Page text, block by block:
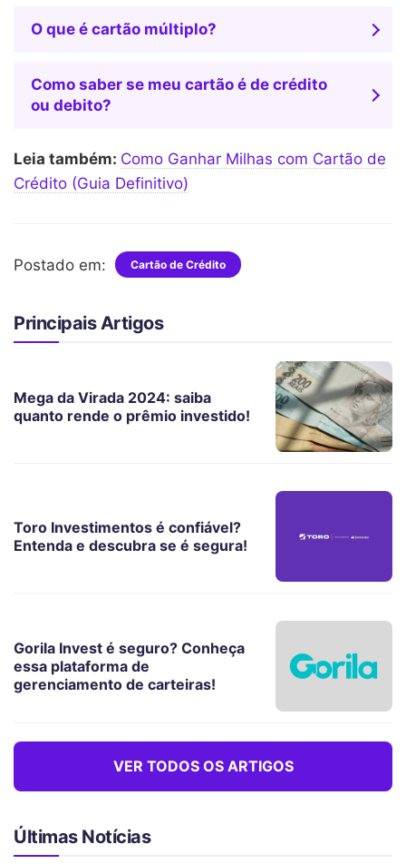
O que é cartão múltiplo?
Como saber se meu cartão é de crédito
ou debito?
Leia também: Como Ganhar Milhas com Cartão de
Crédito (Guia Definitivo)
Postado em: Cartão de Crédito
Principais Artigos
Mega da Virada 2024: saiba
quanto rende o prêmio investido!
Toro Investimentos é confiável?
Entenda e descubra se é segura!
Gorila Invest é seguro? Conheça
essa plataforma de
gerenciamento de carteiras!
VER TODOS OS ARTIGOS
Últimas Notícias